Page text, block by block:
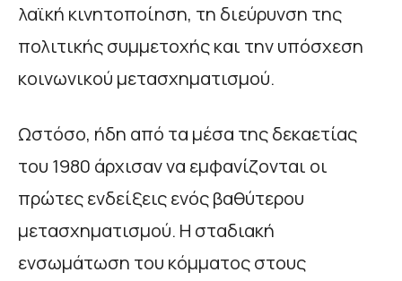
λαϊκή κινητοποίηση, τη διεύρυνση της
πολιτικής συμμετοχής και την υπόσχεση
κοινωνικού μετασχηματισμού.
Ωστόσο, ήδη από τα μέσα της δεκαετίας
του 1980 άρχισαν να εμφανίζονται οι
πρώτες ενδείξεις ενός βαθύτερου
μετασχηματισμού. Η σταδιακή
ενσωμάτωση του κόμματος στους